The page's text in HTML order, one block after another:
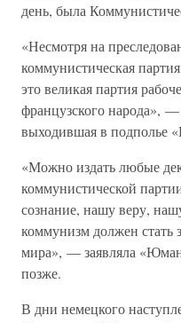
день, была
«Несмотря на
коммунистическая
это великая партия
французского народа», —
выходившая в подполье
«Можно издать любые
коммунистической
сознание, нашу веру,
коммунизм должен стать
мира», — заявляла
позже.
В дни немецкого